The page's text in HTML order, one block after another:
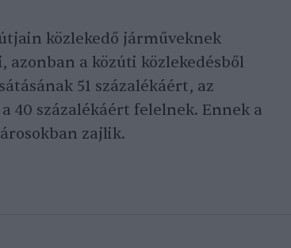
közlekedő járműveknek
azonban a közúti közlekedésből
51 százalékáért, az
40 százalékáért felelnek. Ennek a
zajlik.